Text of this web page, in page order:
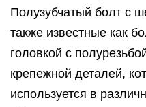
Полузубчатый болт с
также известные как
головкой с
крепежной деталей,
используется в